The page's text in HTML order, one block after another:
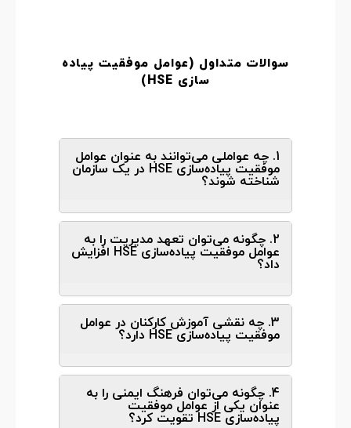
سوالات متداول (عوامل موفقیت پیاده‌
سازی HSE
)
1. چه عواملی می‌توانند به عنوان عوامل
موفقیت پیاده‌سازی HSE در یک سازمان
شناخته شوند؟
2. چگونه می‌توان تعهد مدیریت را به
عوامل موفقیت پیاده‌سازی HSE افزایش
داد؟
3. چه نقشی آموزش کارکنان در عوامل
موفقیت پیاده‌سازی HSE دارد؟
4. چگونه می‌توان فرهنگ ایمنی را به
عنوان یکی از عوامل موفقیت
پیاده‌سازی HSE تقویت کرد؟